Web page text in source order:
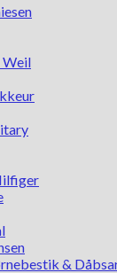
Weil
&